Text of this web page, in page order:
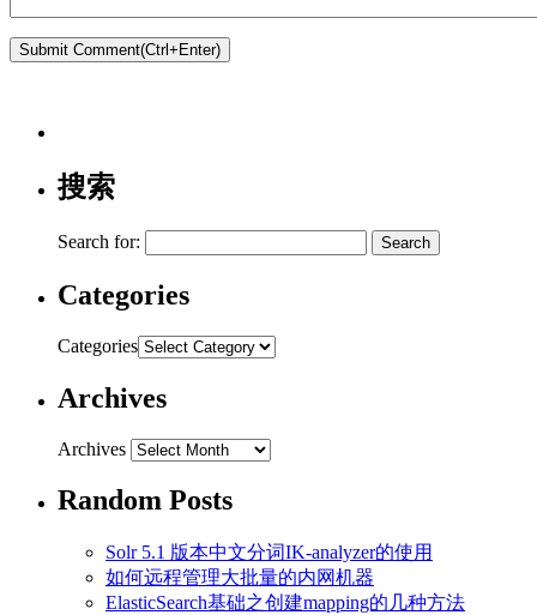
搜索
Search for:
Categories
Categories
Archives
Archives
Random Posts
Solr 5.1 版本中文分词IK-analyzer的使用
如何远程管理大批量的内网机器
ElasticSearch基础之创建mapping的几种方法